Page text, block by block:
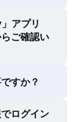
アプリ
ご確認い
すか？
ログイン